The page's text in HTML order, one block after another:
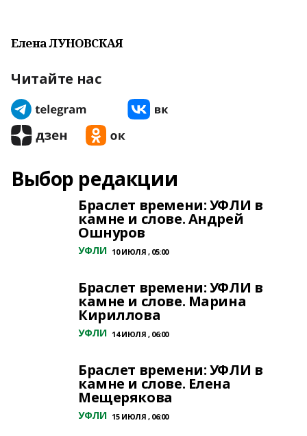
Елена ЛУНОВСКАЯ
Читайте нас
Выбор редакции
Браслет времени: УФЛИ в
камне и слове. Андрей
Ошнуров
УФЛИ 10 ИЮЛЯ , 05:00
Браслет времени: УФЛИ в
камне и слове. Марина
Кириллова
УФЛИ 14 ИЮЛЯ , 06:00
Браслет времени: УФЛИ в
камне и слове. Елена
Мещерякова
УФЛИ 15 ИЮЛЯ , 06:00